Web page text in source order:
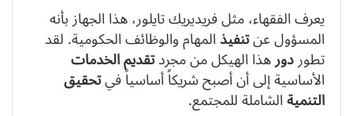
يعرف الفقهاء، مثل فريديريك تايلور، هذا الجهاز بأنه
المسؤول عنتنفيذالمهام والوظائف الحكومية. لقد
تطوردورهذا الهيكل من مجردتقديمالخدمات
الأساسية إلى أن أصبح شريكاً أساسياً فيتحقيق
التنميةالشاملة للمجتمع.